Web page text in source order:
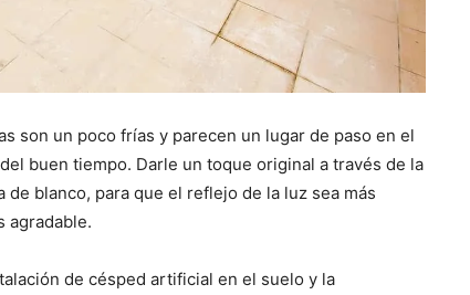
son un poco frías y parecen un lugar de paso en el
buen tiempo. Darle un toque original a través de la
blanco, para que el reflejo de la luz sea más
agradable.
de césped artificial en el suelo y la